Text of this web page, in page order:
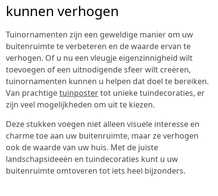
kunnen verhogen
Tuinornamenten zijn een geweldige manier om uw
buitenruimte te verbeteren en de waarde ervan te
verhogen. Of u nu een vleugje eigenzinnigheid wilt
toevoegen of een uitnodigende sfeer wilt creëren,
tuinornamenten kunnen u helpen dat doel te bereiken.
Van prachtigetuinpostertot unieke tuindecoraties, er
zijn veel mogelijkheden om uit te kiezen.
Deze stukken voegen niet alleen visuele interesse en
charme toe aan uw buitenruimte, maar ze verhogen
ook de waarde van uw huis. Met de juiste
landschapsideeën en tuindecoraties kunt u uw
buitenruimte omtoveren tot iets heel bijzonders.